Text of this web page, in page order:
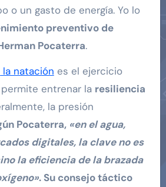
o un gasto de energía. Yo lo
preventivo de
Pocaterra.
la natación es el ejercicio
entrenar la resiliencia
la presión
Pocaterra, «en el agua,
digitales, la clave no es
la eficiencia de la brazada
. Su consejo táctico